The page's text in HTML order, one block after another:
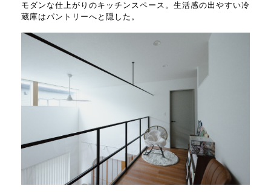
モダンな仕上がりのキッチンスペース。生活感の出やすい冷
蔵庫はパントリーへと隠した。